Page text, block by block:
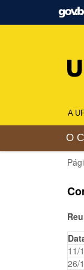
A
v
O
V
c
ê
s
t
á
a
11/
26/